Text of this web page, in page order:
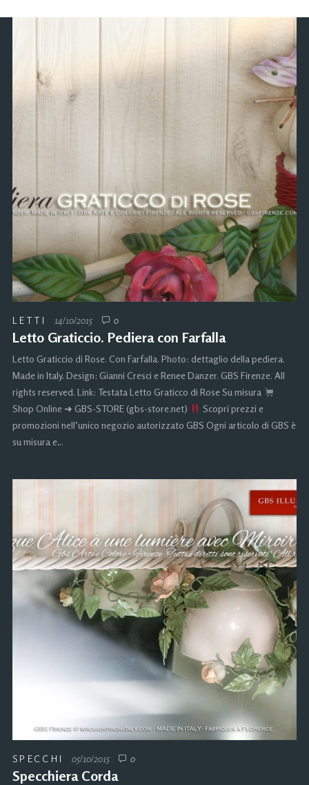
LETTI 14/10/2015 0
Letto Graticcio. Pediera con Farfalla
Letto Graticcio di Rose. Con Farfalla. Photo: dettaglio della pediera.
Made in Italy. Design: Gianni Cresci e Renee Danzer. GBS Firenze. All
rights reserved. Link: Testata Letto Graticco di Rose Su misura
Shop Online ➜ GBS-STORE (gbs-store.net)
Scopri prezzi e
promozioni nell’unico negozio autorizzato GBS Ogni articolo di GBS è
su misura e…
SPECCHI 05/10/2015 0
Specchiera Corda